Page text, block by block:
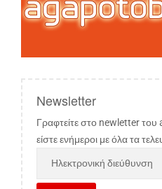
Newsletter
Γραφτείτε στο newletter
είστε ενήμεροι με όλα τα